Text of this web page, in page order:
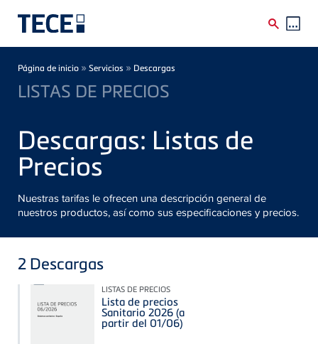
Breadcrumb
Página de inicio » Servicios » Descargas
LISTAS DE PRECIOS
Descargas: Listas de
Precios
Nuestras tarifas le ofrecen una descripción general de
nuestros productos, así como sus especificaciones y precios.
2 Descargas
LISTAS DE PRECIOS
Lista de precios
Sanitario 2026 (a
partir del 01/06)